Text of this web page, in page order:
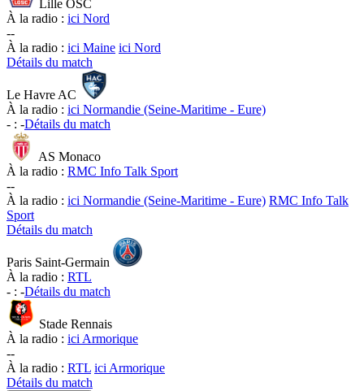
Lille OSC
À la radio : ici Nord
--
À la radio : ici Maine ici Nord
Détails du match
Le Havre AC
À la radio : ici Normandie (Seine-Maritime - Eure)
- : -Détails du match
AS Monaco
À la radio : RMC Info Talk Sport
--
À la radio : ici Normandie (Seine-Maritime - Eure) RMC Info Talk
Sport
Détails du match
Paris Saint-Germain
À la radio : RTL
- : -Détails du match
Stade Rennais
À la radio : ici Armorique
--
À la radio : RTL ici Armorique
Détails du match